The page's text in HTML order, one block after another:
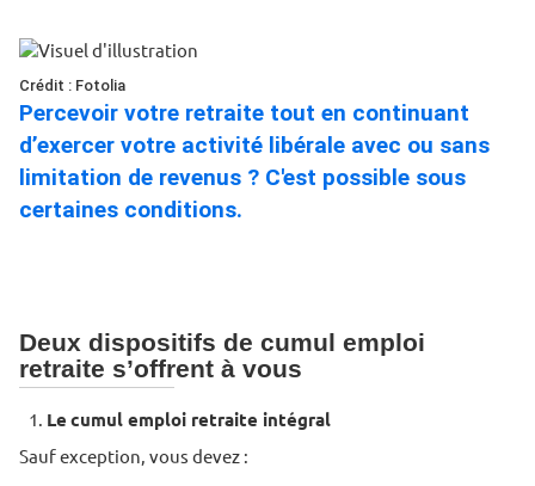
Crédit : Fotolia
Percevoir votre retraite tout en continuant
d’exercer votre activité libérale avec ou sans
limitation de revenus ? C'est possible sous
certaines conditions.
Deux dispositifs de cumul emploi
retraite s’offrent à vous
Le cumul emploi retraite intégral
Sauf exception, vous devez :